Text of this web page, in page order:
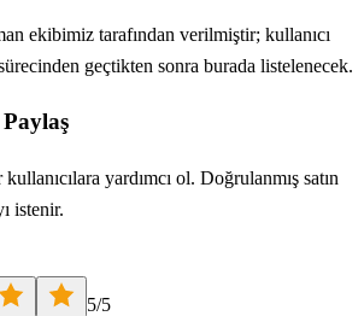
ekibimiz tarafından verilmiştir; kullanıcı
geçtikten sonra burada listelenecek.
yardımcı ol. Doğrulanmış satın
istenir.
5/5